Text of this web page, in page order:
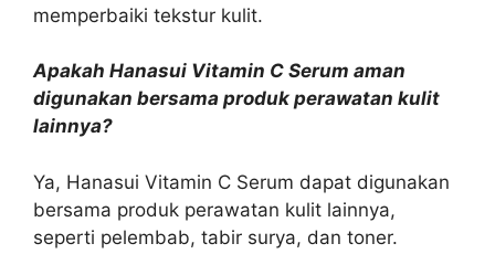
memperbaiki tekstur kulit.
Apakah Hanasui Vitamin C Serum aman
digunakan bersama produk perawatan kulit
lainnya?
Ya, Hanasui Vitamin C Serum dapat digunakan
bersama produk perawatan kulit lainnya,
seperti pelembab, tabir surya, dan toner.